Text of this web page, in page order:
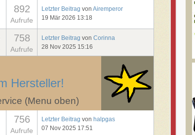
892
Aufrufe
Letzter Beitrag vonAiremperor
19 Mär 2026 13:18
758
Aufrufe
Letzter Beitrag vonCorinna
28 Nov 2025 15:16
Hersteller!
(Menu oben)
756
Aufrufe
Letzter Beitrag vonhalpgas
07 Nov 2025 17:51